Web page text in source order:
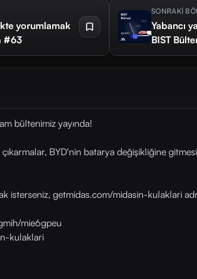
yorumlamak
#63
SONRAKİ
Yabancı
BIST
bültenimiz yayında!
BYD'nin batarya değişikliğine
isterseniz, getmidas.com/midasin-kulaklari
mie6gpeu
kulaklari